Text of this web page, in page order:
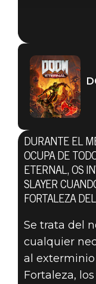
DOOM®
17 de febrero
DURANTE EL
OCUPA DE
ETERNAL, OS
SLAYER
FORTALEZA
Se trata del
cualquier
al exterminio
Fortaleza,